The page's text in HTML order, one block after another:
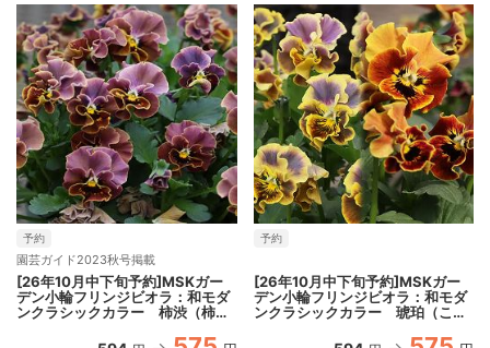
予約
園芸ガイド2023秋号掲載
[26年10月中下旬予約]MSKガー
デン小輪フリンジビオラ：和モダ
ンクラシックカラー 柿渋（柿渋
予約
[26年10月中下旬予約]MSKガー
デン小輪フリンジビオラ：和モダ
ンクラシックカラー 琥珀（こは